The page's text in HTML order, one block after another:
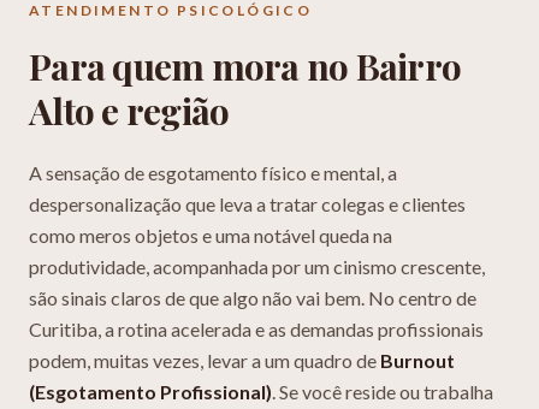
ATENDIMENTO PSICOLÓGICO
Para quem mora noBairro
Altoe região
A sensação de esgotamento físico e mental, a
despersonalização que leva a tratar colegas e clientes
como meros objetos e uma notável queda na
produtividade, acompanhada por um cinismo crescente,
são sinais claros de que algo não vai bem. No centro de
Curitiba, a rotina acelerada e as demandas profissionais
podem, muitas vezes, levar a um quadro de Burnout
(Esgotamento Profissional). Se você reside ou trabalha